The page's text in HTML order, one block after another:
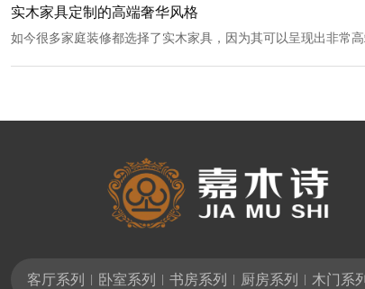
实木家具定制的高端奢华风格
如今很多家庭装修都选择了实木家具，因为其可以呈现出非常高
客厅系列 卧室系列 书房系列 厨房系列 木门系列